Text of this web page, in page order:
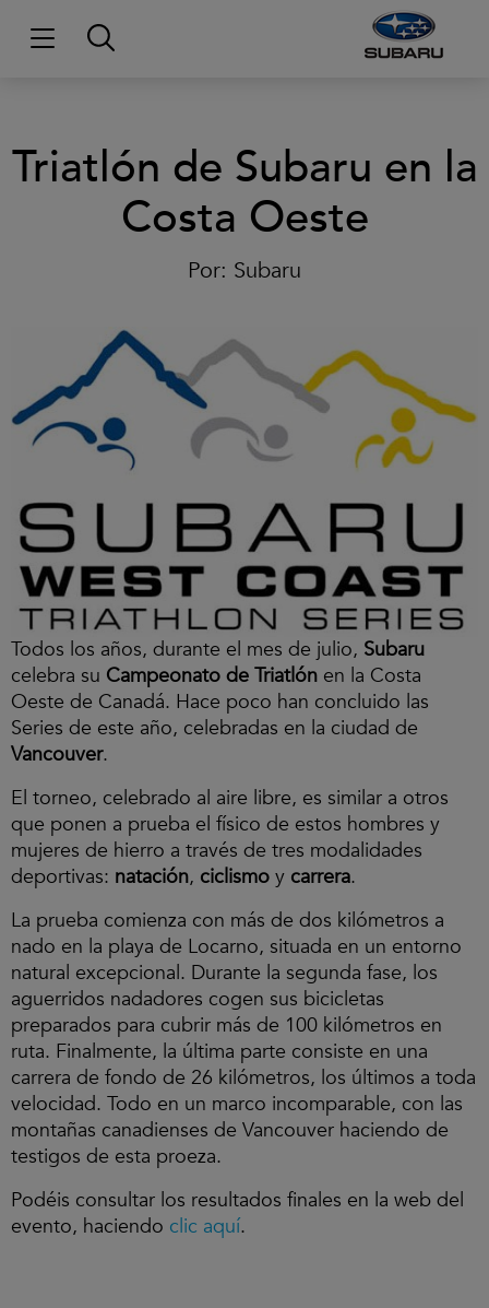
Triatlón de Subaru en la
Costa Oeste
Por: Subaru
Todos los años, durante el mes de julio, Subaru
celebra su Campeonato de Triatlón en la Costa
Oeste de Canadá. Hace poco han concluido las
Series de este año, celebradas en la ciudad de
Vancouver.
El torneo, celebrado al aire libre, es similar a otros
que ponen a prueba el físico de estos hombres y
mujeres de hierro a través de tres modalidades
deportivas: natación, ciclismo y carrera.
La prueba comienza con más de dos kilómetros a
nado en la playa de Locarno, situada en un entorno
natural excepcional. Durante la segunda fase, los
aguerridos nadadores cogen sus bicicletas
preparados para cubrir más de 100 kilómetros en
ruta. Finalmente, la última parte consiste en una
carrera de fondo de 26 kilómetros, los últimos a toda
velocidad. Todo en un marco incomparable, con las
montañas canadienses de Vancouver haciendo de
testigos de esta proeza.
Podéis consultar los resultados finales en la web del
evento, haciendo clic aquí.